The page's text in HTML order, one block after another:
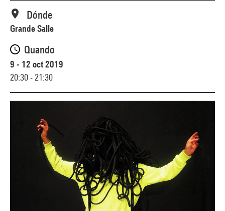
Dónde
Grande Salle
Quando
9 - 12 oct 2019
20:30 - 21:30